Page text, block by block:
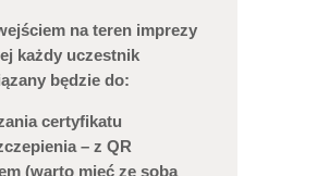
na teren imprezy
każdy uczestnik
będzie do:
certyfikatu
– z QR
(warto mieć ze sobą